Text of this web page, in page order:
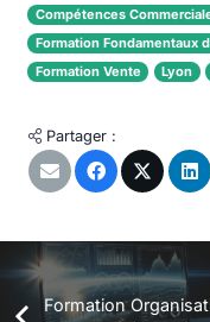
Compétences
Formation Fondamentaux
Formation Vente
Lyon
Partager :
Formation